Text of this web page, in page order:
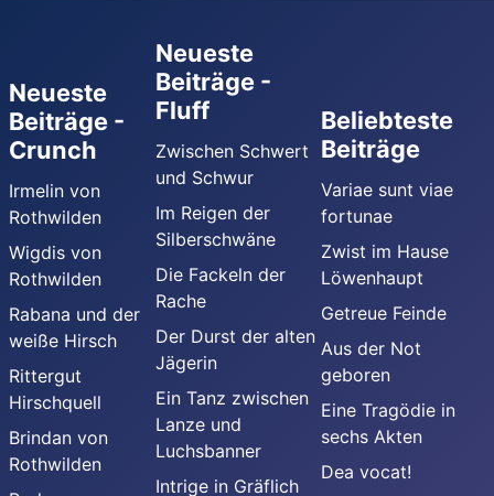
Neueste
Beiträge -
Crunch
Irmelin von
Rothwilden
Wigdis von
Rothwilden
Rabana und der
weiße Hirsch
Rittergut
Hirschquell
Brindan von
Rothwilden
Neueste
Beiträge -
Fluff
Zwischen Schwert
und Schwur
Im Reigen der
Silberschwäne
Die Fackeln der
Rache
Der Durst der alten
Jägerin
Ein Tanz zwischen
Lanze und
Luchsbanner
Intrige in Gräflich
Beliebteste
Beiträge
Variae sunt viae
fortunae
Zwist im Hause
Löwenhaupt
Getreue Feinde
Aus der Not
geboren
Eine Tragödie in
sechs Akten
Dea vocat!